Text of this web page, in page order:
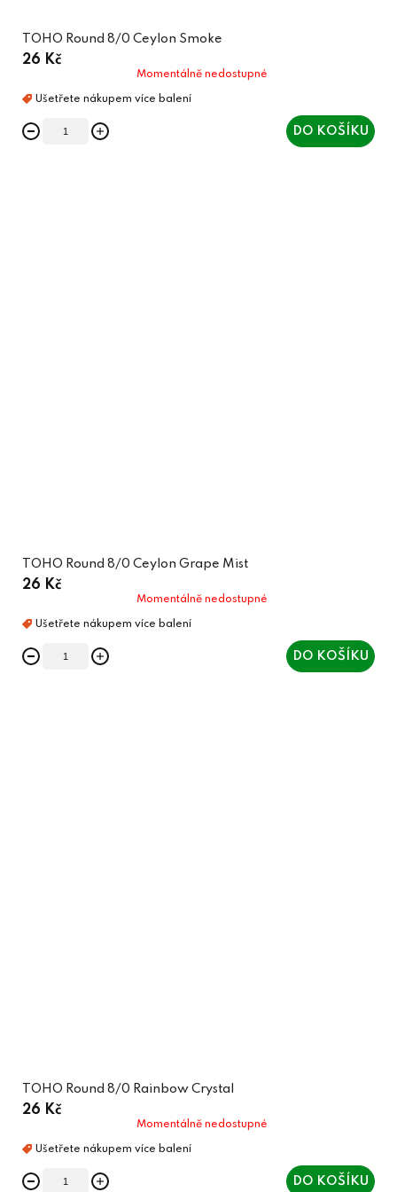
TOHO Round 8/0 Ceylon Smoke
26 Kč
Momentálně nedostupné
DO KOŠÍKU
TOHO Round 8/0 Ceylon Grape Mist
26 Kč
Momentálně nedostupné
DO KOŠÍKU
TOHO Round 8/0 Rainbow Crystal
26 Kč
Momentálně nedostupné
DO KOŠÍKU